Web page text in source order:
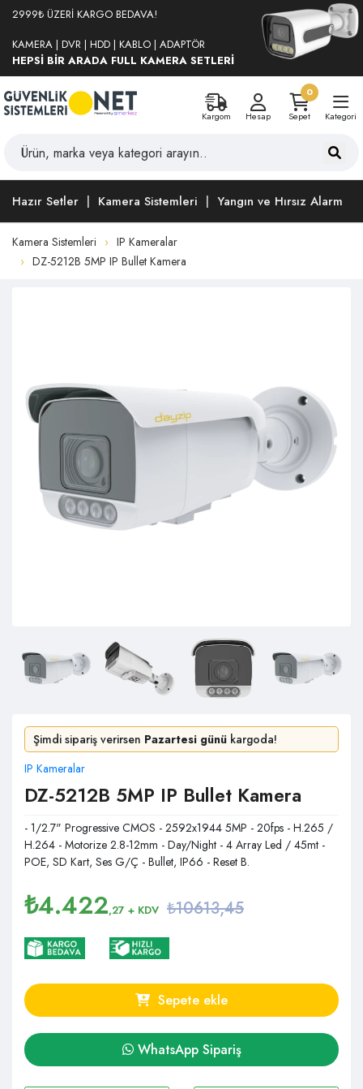
2999₺ ÜZERİ KARGO BEDAVA!
KAMERA | DVR | HDD | KABLO | ADAPTÖR
HEPSİ BİR ARADA FULL KAMERA SETLERİ
Kargom Hesap
0
Sepet
Kategori
Hazır Setler Kamera Sistemleri Yangın ve Hırsız Alarm
Kamera Sistemleri
IP Kameralar
DZ-5212B 5MP IP Bullet Kamera
Şimdi sipariş verirsen Pazartesi günü kargoda!
IP Kameralar
DZ-5212B 5MP IP Bullet Kamera
- 1/2.7" Progressive CMOS - 2592x1944 5MP - 20fps - H.265 /
H.264 - Motorize 2.8-12mm - Day/Night - 4 Array Led / 45mt -
POE, SD Kart, Ses G/Ç - Bullet, IP66 - Reset B.
₺4.422,27 + KDV ₺10613,45
Sepete ekle
WhatsApp Sipariş